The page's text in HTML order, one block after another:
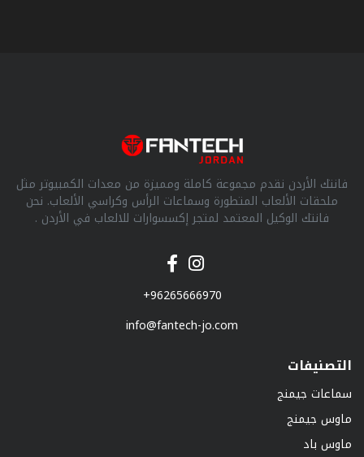
فانتك الأردن نقدم مجموعة كاملة ومميزة من معدات الكمبيوتر مثل
ملحقات الألعاب المتطورة وسماعات الرأس وكراسي الألعاب. نحن
فانتك الوكيل المعتمد لمتجر إكسسوارات للالعاب في الأردن .
+96265666970
info@fantech-jo.com
التصنيفات
سماعات جيمنج
ماوس جيمنج
ماوس باد